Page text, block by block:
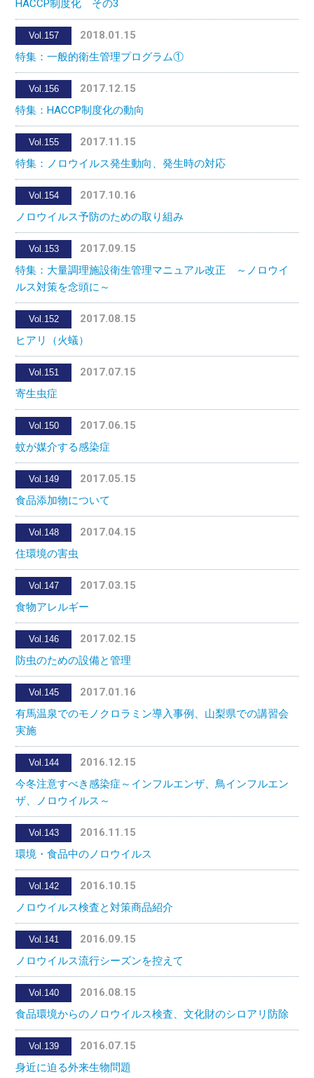
HACCP制度化 その3
Vol.157
2018.01.15
特集：一般的衛生管理プログラム①
Vol.156
2017.12.15
特集：HACCP制度化の動向
Vol.155
2017.11.15
特集：ノロウイルス発生動向、発生時の対応
Vol.154
2017.10.16
ノロウイルス予防のための取り組み
Vol.153
2017.09.15
特集：大量調理施設衛生管理マニュアル改正 ～ノロウイ
ルス対策を念頭に～
Vol.152
2017.08.15
ヒアリ（火蟻）
Vol.151
2017.07.15
寄生虫症
Vol.150
2017.06.15
蚊が媒介する感染症
Vol.149
2017.05.15
食品添加物について
Vol.148
2017.04.15
住環境の害虫
Vol.147
2017.03.15
食物アレルギー
Vol.146
2017.02.15
防虫のための設備と管理
Vol.145
2017.01.16
有馬温泉でのモノクロラミン導入事例、山梨県での講習会
実施
Vol.144
2016.12.15
今冬注意すべき感染症～インフルエンザ、鳥インフルエン
ザ、ノロウイルス～
Vol.143
2016.11.15
環境・食品中のノロウイルス
Vol.142
2016.10.15
ノロウイルス検査と対策商品紹介
Vol.141
2016.09.15
ノロウイルス流行シーズンを控えて
Vol.140
2016.08.15
食品環境からのノロウイルス検査、文化財のシロアリ防除
Vol.139
2016.07.15
身近に迫る外来生物問題